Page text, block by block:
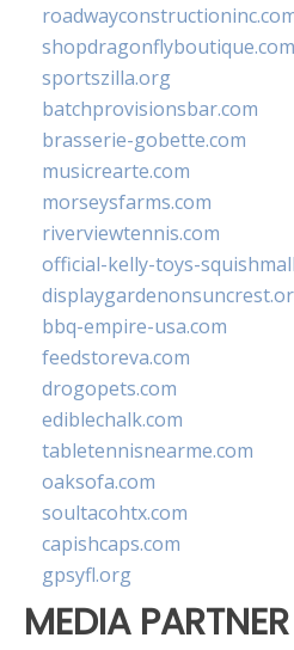
shopdragonflyboutique.com
sportszilla.org
batchprovisionsbar.com
brasserie-gobette.com
musicrearte.com
morseysfarms.com
riverviewtennis.com
official-kelly-toys-
bbq-empire-usa.com
feedstoreva.com
drogopets.com
ediblechalk.com
tabletennisnearme.com
oaksofa.com
soultacohtx.com
capishcaps.com
gpsyfl.org
MEDIA